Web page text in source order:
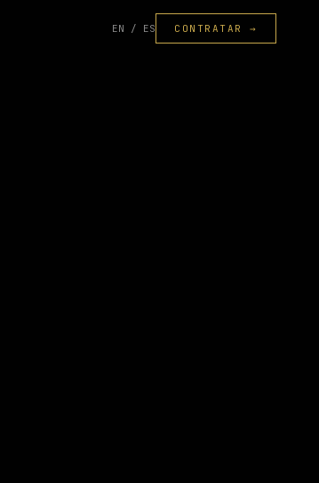
EN / ES CONTRATAR →